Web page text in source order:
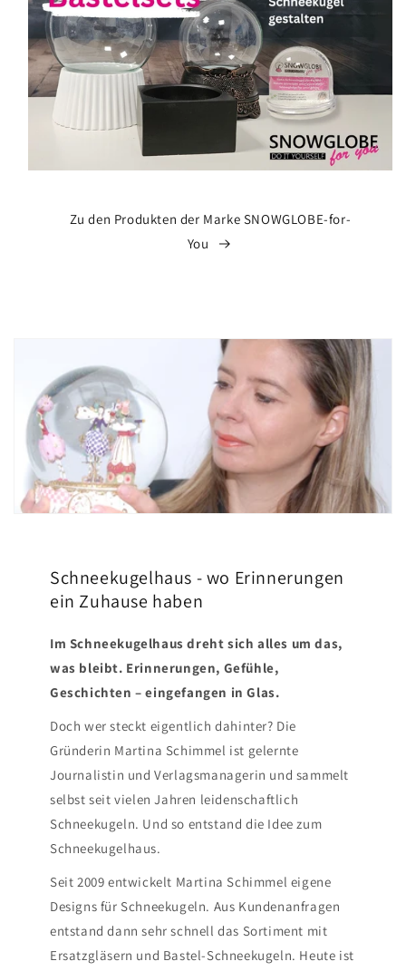
Zu den Produkten der Marke SNOWGLOBE-for-
You
Schneekugelhaus - wo Erinnerungen
ein Zuhause haben
Im Schneekugelhaus dreht sich alles um das,
was bleibt. Erinnerungen, Gefühle,
Geschichten – eingefangen in Glas.
Doch wer steckt eigentlich dahinter? Die
Gründerin Martina Schimmel ist gelernte
Journalistin und Verlagsmanagerin und sammelt
selbst seit vielen Jahren leidenschaftlich
Schneekugeln. Und so entstand die Idee zum
Schneekugelhaus.
Seit 2009 entwickelt Martina Schimmel eigene
Designs für Schneekugeln. Aus Kundenanfragen
entstand dann sehr schnell das Sortiment mit
Ersatzgläsern und Bastel-Schneekugeln. Heute ist